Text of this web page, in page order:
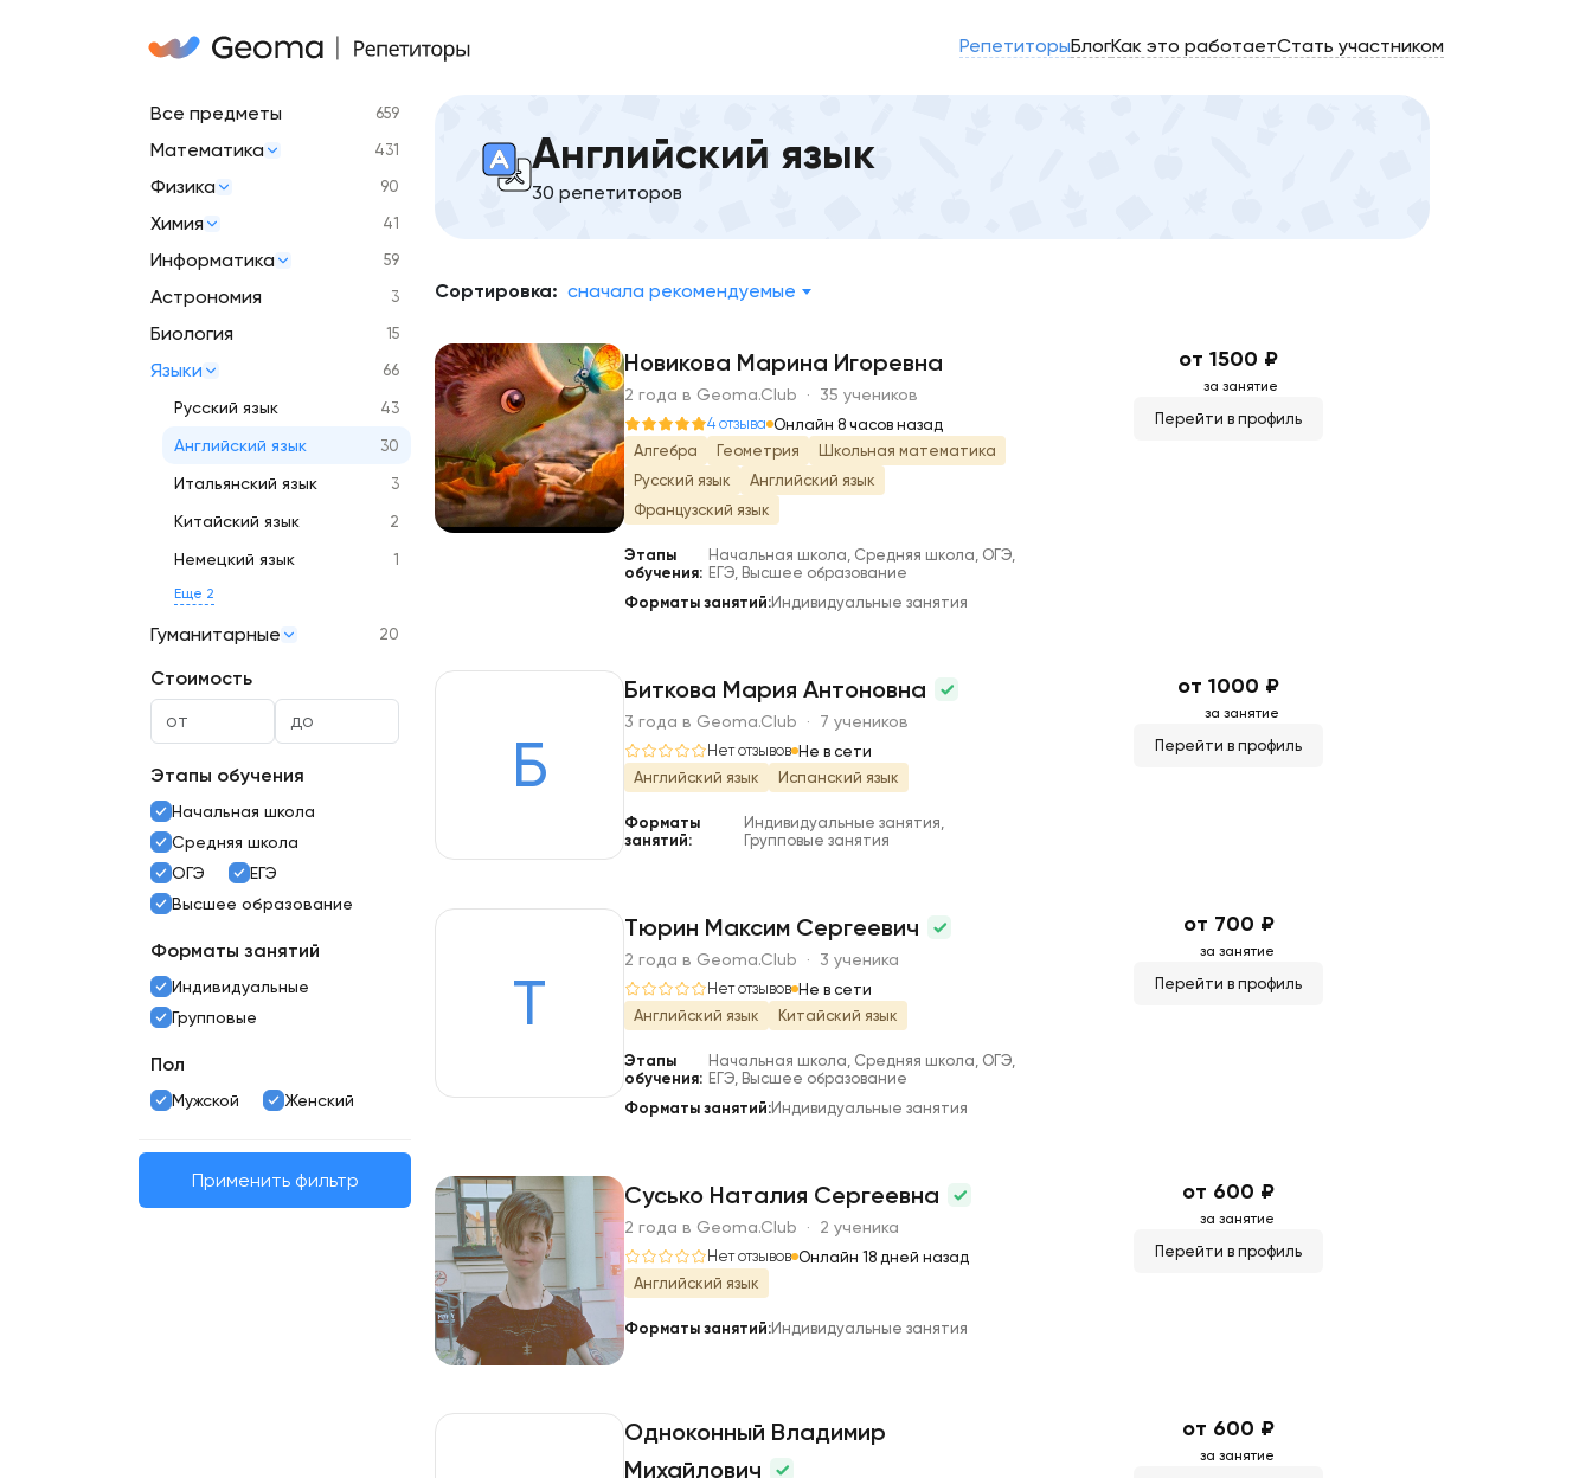
РепетиторыБлогКак это работаетСтать участником
Все предметы 659
Математика 431
Физика 90
Химия 41
Информатика 59
Астрономия 3
Биология 15
Языки 66
Русский язык 43
Английский язык 30
Итальянский язык 3
Китайский язык 2
Немецкий язык 1
Еще 2
Гуманитарные 20
Стоимость
Этапы обучения
Начальная школа
Средняя школа
ОГЭ
ЕГЭ
Высшее образование
Форматы занятий
Индивидуальные
Групповые
Пол
Мужской Женский
Применить фильтр
Английский язык
30 репетиторов
Сортировка: сначала рекомендуемые
Н
Новикова Марина Игоревна
2 года в Geoma.Club · 35 учеников
4 отзыва Онлайн 8 часов назад
Алгебра
Геометрия
Школьная математика
Русский язык
Английский язык
Французский язык
Этапы
обучения:
Начальная школа, Средняя школа, ОГЭ,
ЕГЭ, Высшее образование
Форматы занятий:Индивидуальные занятия
от 1500 ₽
за занятие
Перейти в профиль
Б
Биткова Мария Антоновна
3 года в Geoma.Club · 7 учеников
Нет отзывов Не в сети
Английский язык
Испанский язык
Форматы
занятий:
Индивидуальные занятия,
Групповые занятия
от 1000 ₽
за занятие
Перейти в профиль
Т
Тюрин Максим Сергеевич
2 года в Geoma.Club · 3 ученика
Нет отзывов Не в сети
Английский язык
Китайский язык
Этапы
обучения:
Начальная школа, Средняя школа, ОГЭ,
ЕГЭ, Высшее образование
Форматы занятий:Индивидуальные занятия
от 700 ₽
за занятие
Перейти в профиль
С
Сусько Наталия Сергеевна
2 года в Geoma.Club · 2 ученика
Нет отзывов Онлайн 18 дней назад
Английский язык
Форматы занятий:Индивидуальные занятия
от 600 ₽
за занятие
Перейти в профиль
Одноконный Владимир
Михайлович
от 600 ₽
за занятие